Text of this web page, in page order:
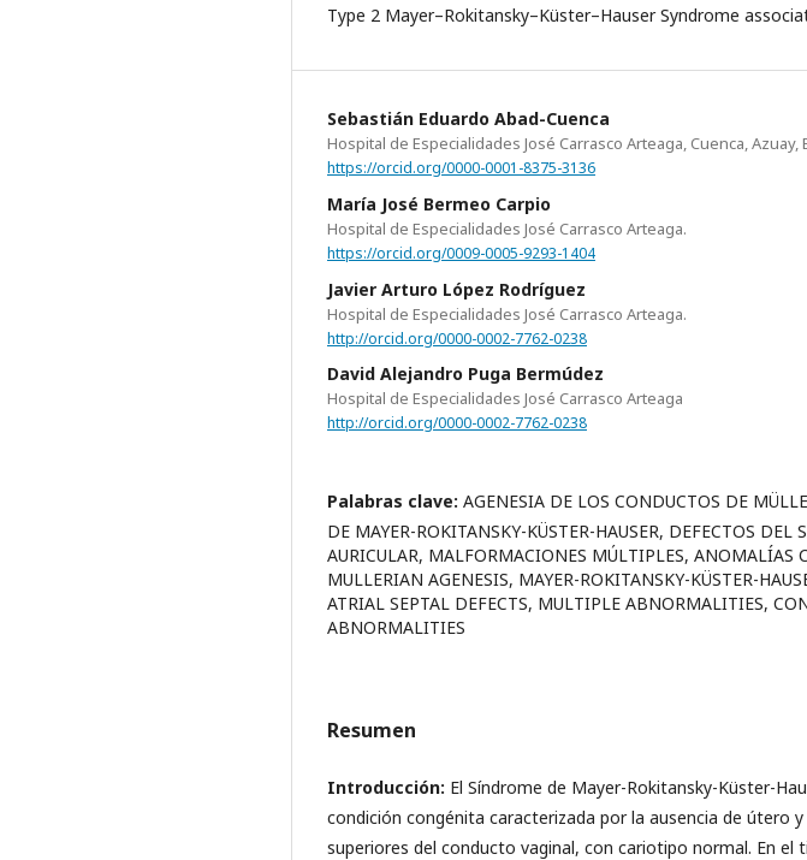
Type 2 Mayer–Rokitansky–Küster–Hauser Syndrome
Sebastián Eduardo Abad-Cuenca
Hospital de Especialidades José Carrasco Arteaga, Cuenca, Azuay,
https://orcid.org/0000-0001-8375-3136
María José Bermeo Carpio
Hospital de Especialidades José Carrasco Arteaga.
https://orcid.org/0009-0005-9293-1404
Javier Arturo López Rodríguez
Hospital de Especialidades José Carrasco Arteaga.
http://orcid.org/0000-0002-7762-0238
David Alejandro Puga Bermúdez
Hospital de Especialidades José Carrasco Arteaga
http://orcid.org/0000-0002-7762-0238
Palabras clave: AGENESIA DE LOS CONDUCTOS DE
DE MAYER-ROKITANSKY-KÜSTER-HAUSER, DEFECTOS DEL
AURICULAR, MALFORMACIONES MÚLTIPLES, ANOMALÍAS
MULLERIAN AGENESIS, MAYER-ROKITANSKY-KÜSTER-
ATRIAL SEPTAL DEFECTS, MULTIPLE ABNORMALITIES,
ABNORMALITIES
Resumen
Introducción: El Síndrome de Mayer-Rokitansky-Küster-
condición congénita caracterizada por la ausencia de útero
superiores del conducto vaginal, con cariotipo normal. En el